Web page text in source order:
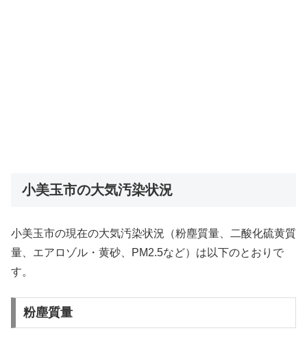
小美玉市の大気汚染状況
小美玉市の現在の大気汚染状況（粉塵質量、二酸化硫黄質
量、エアロゾル・黄砂、PM2.5など）は以下のとおりで
す。
粉塵質量